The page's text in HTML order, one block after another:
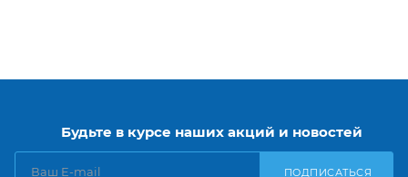
Будьте в курсе наших акций и новостей
ПОДПИСАТЬСЯ